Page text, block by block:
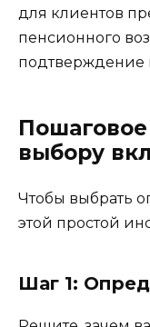
для клиентов
пенсионного
подтверждение
выбору
Чтобы выбрать
этой простой
Шаг 1: